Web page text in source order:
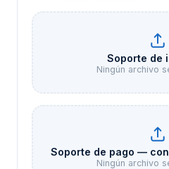
Soporte de
Ningún archivo
Soporte de pago —
Ningún archivo